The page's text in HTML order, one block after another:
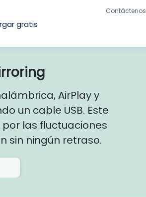
gratis
Contáctenos
AirPlay y
un cable USB. Este
las fluctuaciones
sin ningún retraso.